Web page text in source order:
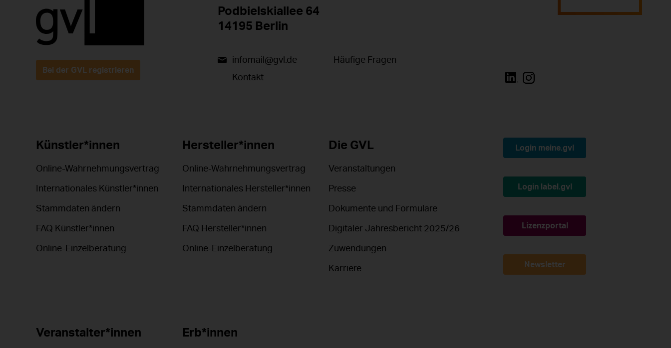
Bei der GVL registrieren
Podbielskiallee 64
14195 Berlin
infomail@gvl.de
Häufige Fragen
Kontakt
Künstler*innen
Online-Wahrnehmungsvertrag
Internationales Künstler*innen
Stammdaten ändern
FAQ Künstler*innen
Online-Einzelberatung
Hersteller*innen
Online-Wahrnehmungsvertrag
Internationales Hersteller*innen
Stammdaten ändern
FAQ Hersteller*innen
Online-Einzelberatung
Die GVL
Veranstaltungen
Presse
Dokumente und Formulare
Digitaler Jahresbericht 2025/26
Zuwendungen
Karriere
Veranstalter*innen Erb*innen
Login meine.gvl
Login label.gvl
Lizenzportal
Newsletter